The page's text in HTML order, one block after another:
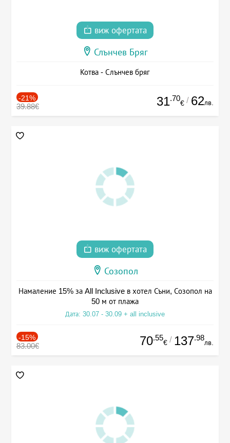
виж офертата
Слънчев Бряг
Котва - Слънчев бряг
-21%
39.88€ 31.70
€ / 62лв.
виж офертата
Созопол
Намаление 15% за All Inclusive в хотел Съни, Созопол на
50 м от плажа
Дата: 30.07 - 30.09 + all inclusive
-15%
83.00€ 70.55
€ / 137.98
лв.